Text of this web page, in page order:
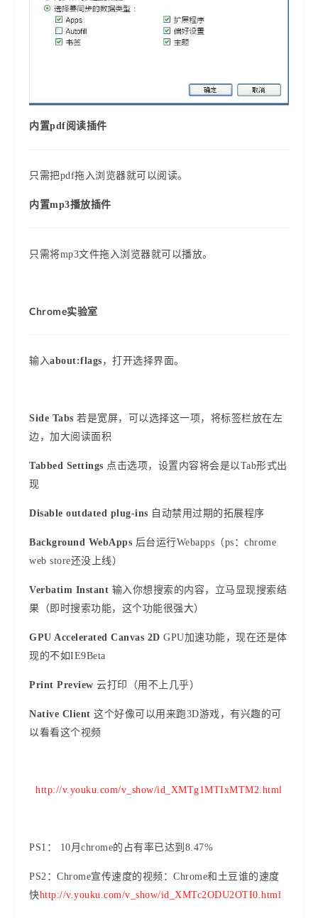
内置pdf阅读插件
只需把pdf拖入浏览器就可以阅读。
内置mp3播放插件
只需将mp3文件拖入浏览器就可以播放。
Chrome实验室
输入about:flags ，打开选择界面。
Side Tabs 若是宽屏，可以选择这一项，将标签栏放在左
边，加大阅读面积
Tabbed Settings 点击选项，设置内容将会是以Tab形式出
现
Disable outdated plug-ins 自动禁用过期的拓展程序
Background WebApps 后台运行Webapps（ps：chrome
web store还没上线）
Verbatim Instant 输入你想搜索的内容，立马显现搜索结
果（即时搜索功能，这个功能很强大）
GPU Accelerated Canvas 2D GPU加速功能，现在还是体
现的不如IE9Beta
Print Preview 云打印（用不上几乎）
Native Client 这个好像可以用来跑3D游戏，有兴趣的可
以看看这个视频
http://v.youku.com/v_show/id_XMTg1MTIxMTM2.html
PS1： 10月chrome的占有率已达到8.47%
PS2：Chrome宣传速度的视频：Chrome和土豆谁的速度
快http://v.youku.com/v_show/id_XMTc2ODU2OTI0.html